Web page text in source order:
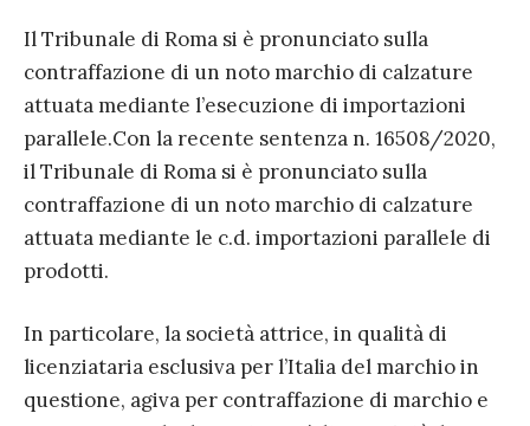
Il Tribunale di Roma si è pronunciato sulla
contraffazione di un noto marchio di calzature
attuata mediante l’esecuzione di importazioni
parallele.Con la recente sentenza n. 16508/2020,
il Tribunale di Roma si è pronunciato sulla
contraffazione di un noto marchio di calzature
attuata mediante le c.d. importazioni parallele di
prodotti.
In particolare, la società attrice, in qualità di
licenziataria esclusiva per l’Italia del marchio in
questione, agiva per contraffazione di marchio e